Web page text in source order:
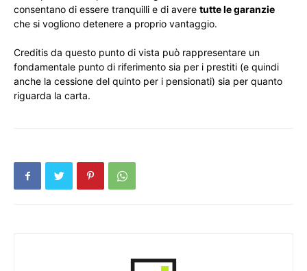
consentano di essere tranquilli e di avere tutte le garanzie
che si vogliono detenere a proprio vantaggio.
Creditis da questo punto di vista può rappresentare un
fondamentale punto di riferimento sia per i prestiti (e quindi
anche la cessione del quinto per i pensionati) sia per quanto
riguarda la carta.